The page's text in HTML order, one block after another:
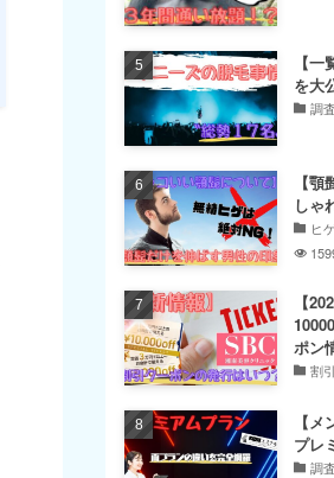
【
を大
調
【
しゃ
ヒ
【
ポン
割
【
プレ
調